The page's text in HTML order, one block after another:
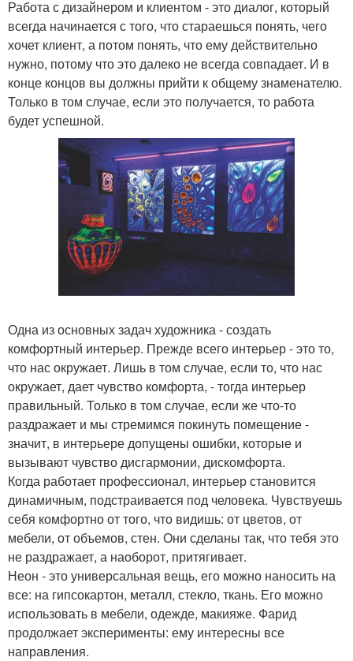
Работа с дизайнером и клиентом - это диалог, который
всегда начинается с того, что стараешься понять, чего
хочет клиент, а потом понять, что ему действительно
нужно, потому что это далеко не всегда совпадает. И в
конце концов вы должны прийти к общему знаменателю.
Только в том случае, если это получается, то работа
будет успешной.
Одна из основных задач художника - создать
комфортный интерьер. Прежде всего интерьер - это то,
что нас окружает. Лишь в том случае, если то, что нас
окружает, дает чувство комфорта, - тогда интерьер
правильный. Только в том случае, если же что-то
раздражает и мы стремимся покинуть помещение -
значит, в интерьере допущены ошибки, которые и
вызывают чувство дисгармонии, дискомфорта.
Когда работает профессионал, интерьер становится
динамичным, подстраивается под человека. Чувствуешь
себя комфортно от того, что видишь: от цветов, от
мебели, от объемов, стен. Они сделаны так, что тебя это
не раздражает, а наоборот, притягивает.
Неон - это универсальная вещь, его можно наносить на
все: на гипсокартон, металл, стекло, ткань. Его можно
использовать в мебели, одежде, макияже. Фарид
продолжает эксперименты: ему интересны все
направления.